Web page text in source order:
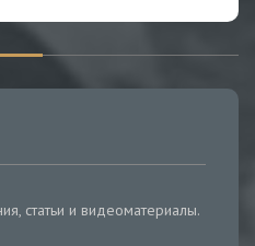
статьи и видеоматериалы.